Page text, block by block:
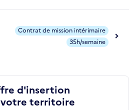
Contrat de mission intérimaire
35h/semaine
d'insertion
territoire